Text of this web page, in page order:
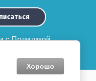
сПолитикой
Хорошо